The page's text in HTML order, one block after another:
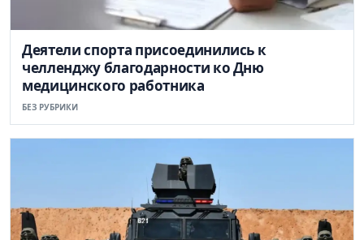
Деятели спорта присоединились к
челленджу благодарности ко Дню
медицинского работника
БЕЗ РУБРИКИ